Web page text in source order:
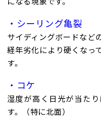
・シーリング亀裂
サイディングボードなど
経年劣化により硬くなっ
す。
・コケ
湿度が高く日光が当た
す。（特に北面）